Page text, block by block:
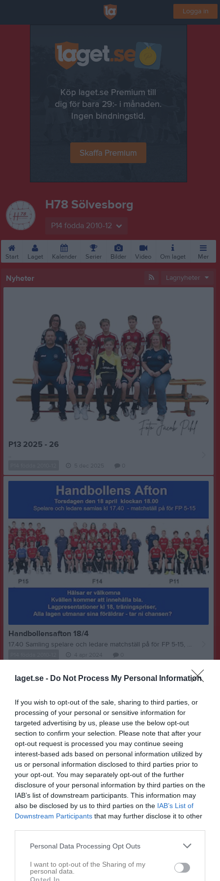
laget.se - Do Not Process My Personal Information
If you wish to opt-out of the sale, sharing to third parties, or
processing of your personal or sensitive information for
targeted advertising by us, please use the below opt-out
section to confirm your selection. Please note that after your
opt-out request is processed you may continue seeing
interest-based ads based on personal information utilized by
us or personal information disclosed to third parties prior to
your opt-out. You may separately opt-out of the further
disclosure of your personal information by third parties on the
IAB’s list of downstream participants. This information may
also be disclosed by us to third parties on the IAB’s List of
Downstream Participants that may further disclose it to other
Personal Data Processing Opt Outs
I want to opt-out of the Sharing of my
personal data.
Logga in
H78 Sölvesborg
P14 födda 2010-12
Start Laget Kalender Serier Bilder Video Om laget Mer
Nyheter Lagnyheter
P13 2025 - 26
..
Handbollensafton 18/4
17.40 Samling spelare och ledare matchställ på för FP 5-15, FP2-4 tar lilla VM tröja om man har det. 18.oo Inmarch Lagpresentationer Träningspriser Föräldramatcher, alla lag utmanar sina föräldrar på match, ni antar väl utmaningen? Övrigt: Lotteri Precisionskastning med bandyboll från läktaren, 1 boll 20kr 6 bollar 100kr köp bollar i entrén när ni kommer. Välkomna!
Träningstider i veckan
Visa fler nyheter